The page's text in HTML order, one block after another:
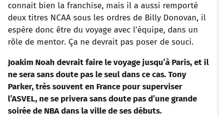
connait bien la franchise, mais il a aussi remporté
deux titres NCAA sous les ordres de Billy Donovan, il
espère donc être du voyage avec l’équipe, dans un
rôle de mentor. Ça ne devrait pas poser de souci.
Joakim Noah devrait faire le voyage jusqu’à Paris, et il
ne sera sans doute pas le seuldans ce cas. Tony
Parker, très souvent en France pour superviser
l’ASVEL, ne se privera sans doute pas d’une grande
soirée de NBA dans la ville de ses débuts.